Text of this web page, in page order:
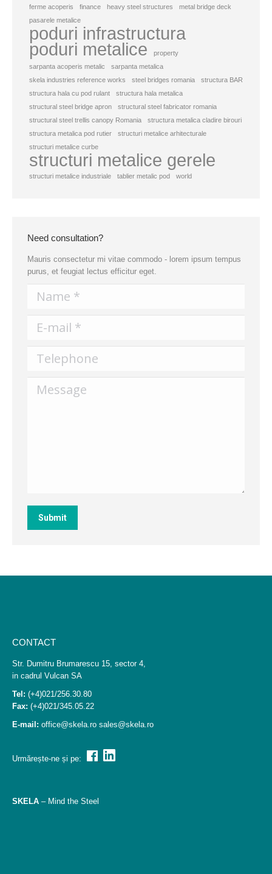
ferme acoperis
finance heavy steel structures
metal bridge deck
pasarele metalice
poduri infrastructura
poduri metalice
property
sarpanta acoperis metalic
sarpanta metalica
skela industries reference works
steel bridges romania
structura BAR
structura hala cu pod rulant
structura hala metalica
structural steel bridge apron
structural steel fabricator romania
structural steel trellis canopy Romania
structura metalica cladire birouri
structura metalica pod rutier
structuri metalice arhitecturale
structuri metalice curbe
structuri metalice gerele
structuri metalice industriale tablier metalic pod world
Need consultation?
Mauris consectetur mi vitae commodo - lorem ipsum tempus
purus, et feugiat lectus efficitur eget.
Submit
CONTACT
Str. Dumitru Brumarescu 15, sector 4,
in cadrul Vulcan SA
Tel: (+4)021/256.30.80
Fax: (+4)021/345.05.22
E-mail: office@skela.ro sales@skela.ro
Urmărește-ne și pe:
SKELA – Mind the Steel